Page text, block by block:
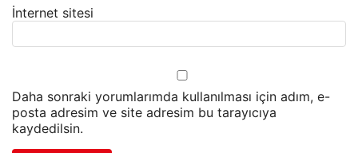
İnternet sitesi
Daha sonraki yorumlarımda kullanılması için adım, e-
posta adresim ve site adresim bu tarayıcıya
kaydedilsin.